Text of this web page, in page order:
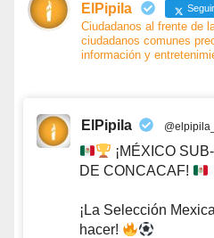
ElPipila Seguir
Ciudadanos al frente de
ciudadanos comunes
información y
ElPipila
¡MÉXICO
DE CONCACAF!
¡La Selección
hacer!